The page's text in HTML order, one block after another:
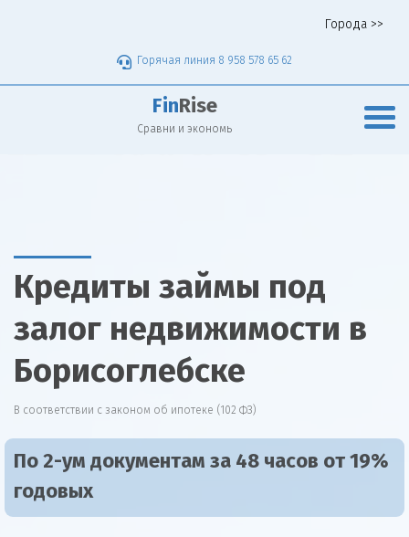
Города >>
Горячая линия 8 958 578 65 62
Fin Rise
Сравни и экономь
Кредиты займы под
залог недвижимости в
Борисоглебске
В соответствии с законом об ипотеке (102 ФЗ)
По 2-ум документам за 48 часов от 19%
годовых